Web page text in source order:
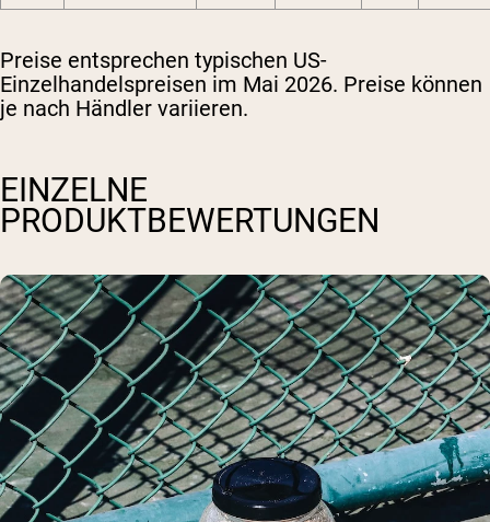
Preise entsprechen typischen US-
Einzelhandelspreisen im Mai 2026. Preise können
je nach Händler variieren.
EINZELNE
PRODUKTBEWERTUNGEN